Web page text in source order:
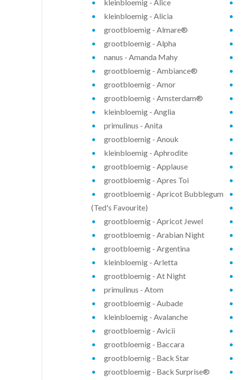
kleinbloemig - Alice
kleinbloemig - Alicia
grootbloemig - Almare®
grootbloemig - Alpha
nanus - Amanda Mahy
grootbloemig - Ambiance®
grootbloemig - Amor
grootbloemig - Amsterdam®
kleinbloemig - Anglia
primulinus - Anita
grootbloemig - Anouk
kleinbloemig - Aphrodite
grootbloemig - Applause
grootbloemig - Apres Toi
grootbloemig - Apricot Bubblegum
(Ted's Favourite)
grootbloemig - Apricot Jewel
grootbloemig - Arabian Night
grootbloemig - Argentina
kleinbloemig - Arletta
grootbloemig - At Night
primulinus - Atom
grootbloemig - Aubade
kleinbloemig - Avalanche
grootbloemig - Avicii
grootbloemig - Baccara
grootbloemig - Back Star
grootbloemig - Back Surprise®